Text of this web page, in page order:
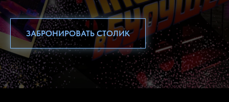
ЗАБРОНИРОВАТЬ СТОЛИК